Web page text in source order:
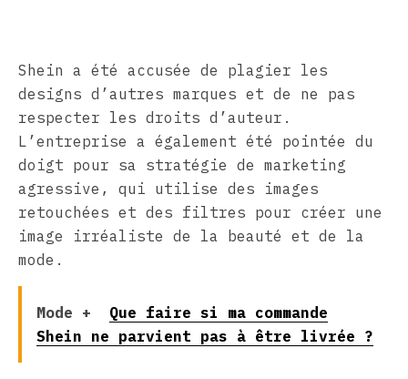
Shein a été accusée de plagier les
designs d’autres marques et de ne pas
respecter les droits d’auteur.
L’entreprise a également été pointée du
doigt pour sa stratégie de marketing
agressive, qui utilise des images
retouchées et des filtres pour créer une
image irréaliste de la beauté et de la
mode.
Mode +
Que faire si ma commande
Shein ne parvient pas à être livrée ?